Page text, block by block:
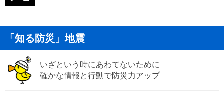
「知る防災」地震
いざという時にあわてないために
確かな情報と行動で防災力アップ